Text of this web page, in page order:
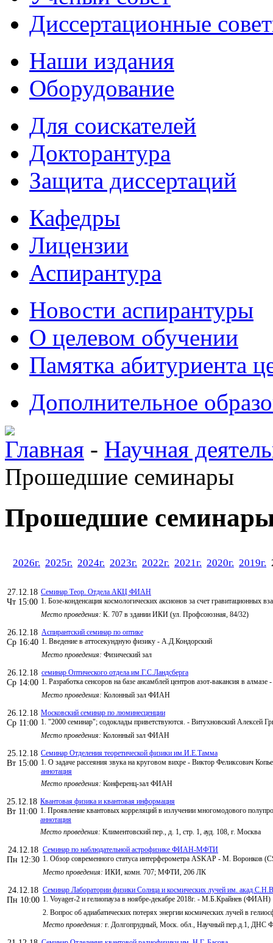
Диссертационные
Наши издания
Оборудование
Для соискателей
Докторантура
Защита диссертаций
Кафедры
Лицензии
Аспирантура
Новости аспирантуры
О целевом обучении
Памятка абитуриента
Дополнительное
Главная - Научная
Прошедшие семинары
Прошедшие
2026г. 2025г. 2024г. 2023г. 2022г. 2021г. 2020г. 2019г.
27.12.18
Чт 15:00
Семинар Теор. Отдела АКЦ ФИАН
1. Бозе-конденсация космологических аксионов за счет гравитационных
Место проведения: К. 707 в здании ИКИ (ул. Профсоюзная, 84/32)
26.12.18
Ср 16:40
Аспирантский семинар по оптике
1. Введение в аттосекундную физику - А.Д.Кондорский
Место проведения: Физический зал
26.12.18
Ср 14:00
семинар Оптического отдела им Г.С.Ландсберга
1. Разработка сенсоров на базе ансамблей центров азот-вакансия в
Место проведения: Колонный зал ФИАН
26.12.18
Ср 11:00
Московский семинар по люминесценции
1. "2000 семинар"; содоклады приветствуются. - Витухновский Алексей
Место проведения: Колонный зал ФИАН
25.12.18
Вт 15:00
Семинар Отделения теоретической физики им.И.Е.Тамма
1. О задаче рассеяния звука на круговом вихре - Виктор Феликсович
аннотация
Место проведения: Конференц-зал ФИАН
25.12.18
Вт 11:00
Квантовая физика и квантовая информация
1. Проявление квантовых корреляций в излучении многомодового
аннотация
Место проведения: Климентовский пер., д. 1, стр. 1, ауд. 108, г. Москва
24.12.18
Пн 12:30
Семинар по наблюдательной астрофизике ФИАН-МФТИ
1. Обзор современного статуса интерферометра ASKAP - М. Воронков
Место проведения: ИКИ, комн. 707; МФТИ, 206 ЛК
24.12.18
Пн 10:00
Семинар Лаборатории физики Солнца и космических лучей им.
1. Voyager-2 и гелиопауза в ноябре-декабре 2018г. - М.Б.Крайнев (ФИАН)
2. Вопрос об адиабатических потерях энергии космических лучей в
Место проведения: г. Долгопрудный, Моск. обл., Научный пер.д.1,